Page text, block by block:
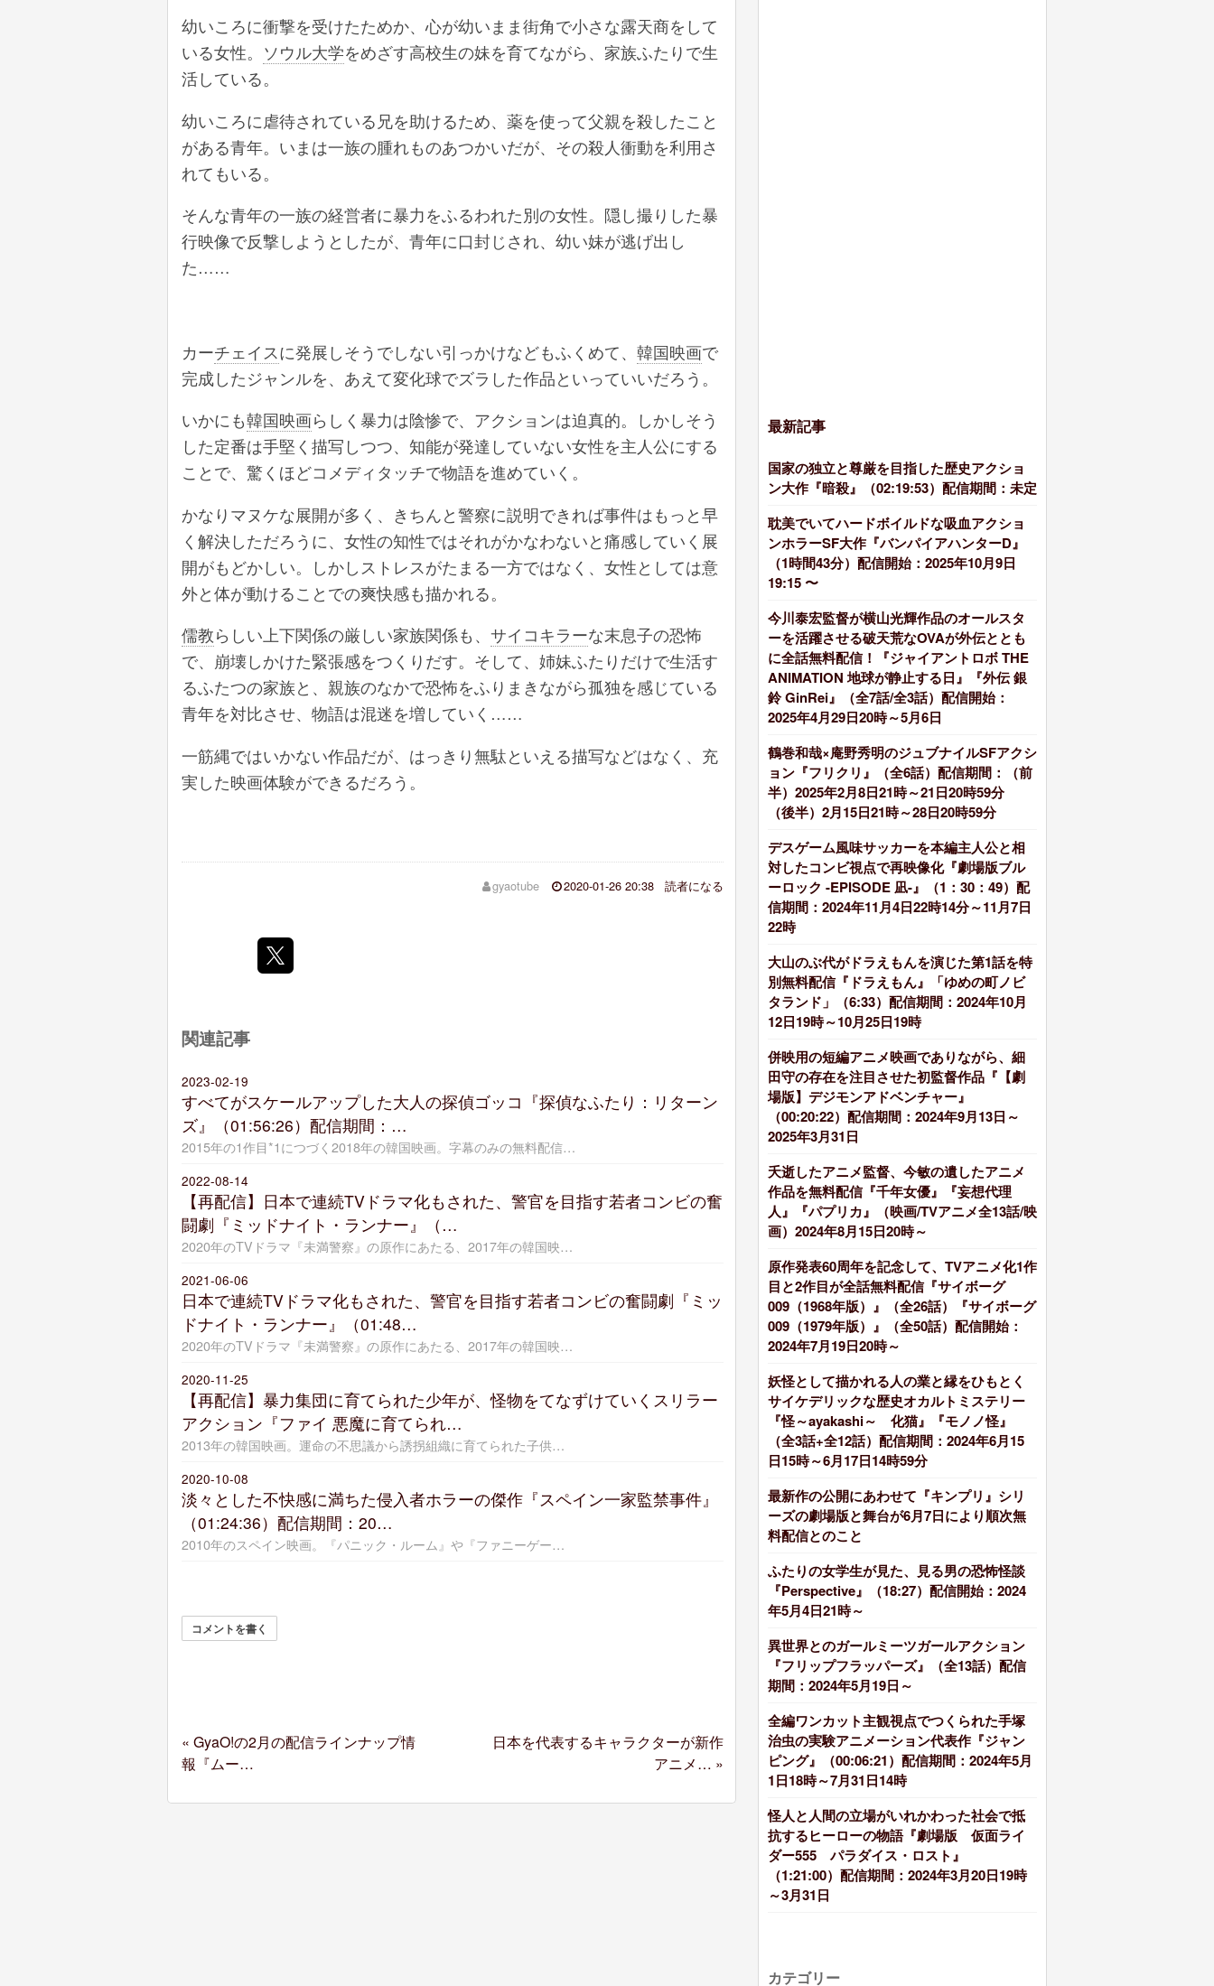
幼いころに衝撃を受けたためか、心が幼いまま街角で小さな露天商をして
いる女性。 ソウル大学をめざす高校生の妹を育てながら、家族ふたりで生
活している。
幼いころに虐待されている兄を助けるため、薬を使って父親を殺したこと
がある青年。いまは一族の腫れものあつかいだが、その殺人衝動を利用さ
れてもいる。
そんな青年の一族の経営者に暴力をふるわれた別の女性。隠し撮りした暴
行映像で反撃しようとしたが、青年に口封じされ、幼い妹が逃げ出し
た……
カーチェイスに発展しそうでしない引っかけなどもふくめて、 韓国映画で
完成したジャンルを、あえて変化球でズラした作品といっていいだろう。
いかにも韓国映画らしく暴力は陰惨で、アクションは迫真的。しかしそう
した定番は手堅く描写しつつ、知能が発達していない女性を主人公にする
ことで、驚くほどコメディタッチで物語を進めていく。
かなりマヌケな展開が多く、きちんと警察に説明できれば事件はもっと早
く解決しただろうに、女性の知性ではそれがかなわないと痛感していく展
開がもどかしい。しかしストレスがたまる一方ではなく、女性としては意
外と体が動けることでの爽快感も描かれる。
儒教らしい上下関係の厳しい家族関係も、 サイコキラーな末息子の恐怖
で、崩壊しかけた緊張感をつくりだす。そして、姉妹ふたりだけで生活す
るふたつの家族と、親族のなかで恐怖をふりまきながら孤独を感じている
青年を対比させ、物語は混迷を増していく……
一筋縄ではいかない作品だが、はっきり無駄といえる描写などはなく、充
実した映画体験ができるだろう。
gyaotube 2020-01-26 20:38 読者になる
関連記事
2023-02-19
すべてがスケールアップした大人の探偵ゴッコ『探偵なふたり：リターン
ズ』（01:56:26）配信期間：…
2015年の1作目*1につづく2018年の韓国映画。字幕のみの無料配信…
2022-08-14
【再配信】日本で連続TVドラマ化もされた、警官を目指す若者コンビの奮
闘劇『ミッドナイト・ランナー』（…
2020年のTVドラマ『未満警察』の原作にあたる、2017年の韓国映…
2021-06-06
日本で連続TVドラマ化もされた、警官を目指す若者コンビの奮闘劇『ミッ
ドナイト・ランナー』（01:48…
2020年のTVドラマ『未満警察』の原作にあたる、2017年の韓国映…
2020-11-25
【再配信】暴力集団に育てられた少年が、怪物をてなずけていくスリラー
アクション『ファイ 悪魔に育てられ…
2013年の韓国映画。運命の不思議から誘拐組織に育てられた子供…
2020-10-08
淡々とした不快感に満ちた侵入者ホラーの傑作『スペイン一家監禁事件』
（01:24:36）配信期間：20…
2010年のスペイン映画。『パニック・ルーム』や『ファニーゲー…
コメントを書く
« GyaO!の2月の配信ラインナップ情
報『ムー…
日本を代表するキャラクターが新作
アニメ… »
最新記事
国家の独立と尊厳を目指した歴史アクショ
ン大作『暗殺』（02:19:53）配信期間：未定
耽美でいてハードボイルドな吸血アクショ
ンホラーSF大作『バンパイアハンターD』
（1時間43分）配信開始：2025年10月9日
19:15 〜
今川泰宏監督が横山光輝作品のオールスタ
ーを活躍させる破天荒なOVAが外伝ととも
に全話無料配信！『ジャイアントロボ THE
ANIMATION 地球が静止する日』『外伝 銀
鈴 GinRei』（全7話/全3話）配信開始：
2025年4月29日20時～5月6日
鶴巻和哉×庵野秀明のジュブナイルSFアクシ
ョン『フリクリ』（全6話）配信期間：（前
半）2025年2月8日21時～21日20時59分
（後半）2月15日21時～28日20時59分
デスゲーム風味サッカーを本編主人公と相
対したコンビ視点で再映像化『劇場版ブル
ーロック -EPISODE 凪-』（1：30：49）配
信期間：2024年11月4日22時14分～11月7日
22時
大山のぶ代がドラえもんを演じた第1話を特
別無料配信『ドラえもん』「ゆめの町ノビ
タランド」（6:33）配信期間：2024年10月
12日19時～10月25日19時
併映用の短編アニメ映画でありながら、細
田守の存在を注目させた初監督作品『【劇
場版】デジモンアドベンチャー』
（00:20:22）配信期間：2024年9月13日～
2025年3月31日
夭逝したアニメ監督、今敏の遺したアニメ
作品を無料配信『千年女優』『妄想代理
人』『パプリカ』（映画/TVアニメ全13話/映
画）2024年8月15日20時～
原作発表60周年を記念して、TVアニメ化1作
目と2作目が全話無料配信『サイボーグ
009（1968年版）』（全26話）『サイボーグ
009（1979年版）』（全50話）配信開始：
2024年7月19日20時～
妖怪として描かれる人の業と縁をひもとく
サイケデリックな歴史オカルトミステリー
『怪～ayakashi～ 化猫』『モノノ怪』
（全3話+全12話）配信期間：2024年6月15
日15時～6月17日14時59分
最新作の公開にあわせて『キンプリ』シリ
ーズの劇場版と舞台が6月7日により順次無
料配信とのこと
ふたりの女学生が見た、見る男の恐怖怪談
『Perspective』（18:27）配信開始：2024
年5月4日21時～
異世界とのガールミーツガールアクション
『フリップフラッパーズ』（全13話）配信
期間：2024年5月19日～
全編ワンカット主観視点でつくられた手塚
治虫の実験アニメーション代表作『ジャン
ピング』（00:06:21）配信期間：2024年5月
1日18時～7月31日14時
怪人と人間の立場がいれかわった社会で抵
抗するヒーローの物語『劇場版 仮面ライ
ダー555 パラダイス・ロスト』
（1:21:00）配信期間：2024年3月20日19時
～3月31日
カテゴリー